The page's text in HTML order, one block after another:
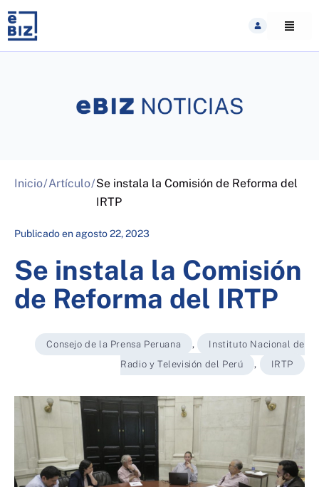
content
Inicio/Artículo/Se instala la Comisión de Reforma del
IRTP
Publicado enagosto 22, 2023
Se instala la Comisión
de Reforma del IRTP
Consejo de la Prensa Peruana ,
Instituto Nacional de
Radio y Televisión del Perú
, IRTP